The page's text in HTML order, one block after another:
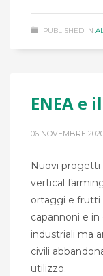
PUBLISHED IN
ENEA e
06 NOVEMBRE
Nuovi progetti
vertical
ortaggi e frutti
capannoni e
industriali ma
civili
utilizzo.